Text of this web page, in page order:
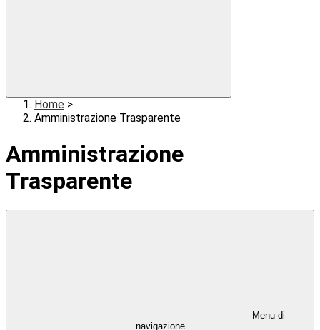
Home >
Amministrazione Trasparente
Amministrazione
Trasparente
Menu di
navigazione